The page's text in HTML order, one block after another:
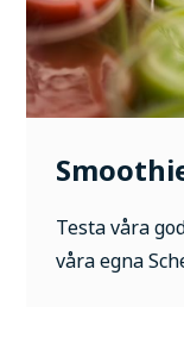
Testa våra
våra egna